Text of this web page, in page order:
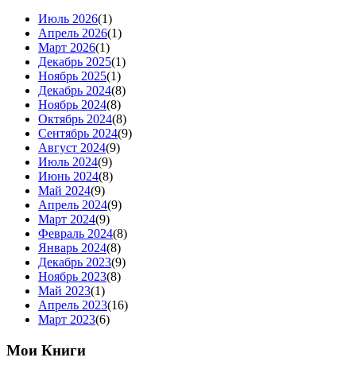
Июль 2026(1)
Апрель 2026(1)
Март 2026(1)
Декабрь 2025(1)
Ноябрь 2025(1)
Декабрь 2024(8)
Ноябрь 2024(8)
Октябрь 2024(8)
Сентябрь 2024(9)
Август 2024(9)
Июль 2024(9)
Июнь 2024(8)
Май 2024(9)
Апрель 2024(9)
Март 2024(9)
Февраль 2024(8)
Январь 2024(8)
Декабрь 2023(9)
Ноябрь 2023(8)
Май 2023(1)
Апрель 2023(16)
Март 2023(6)
Мои Книги